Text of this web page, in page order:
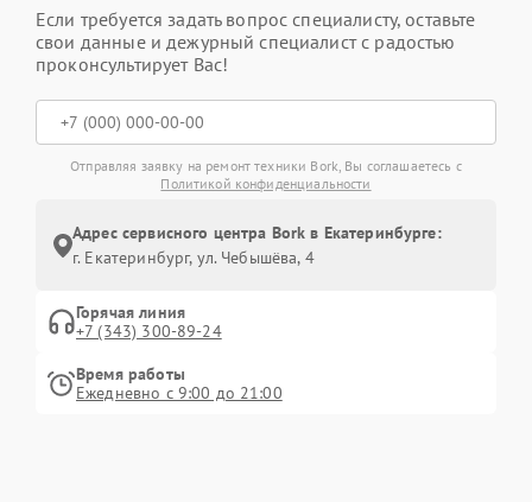
Если требуется задать вопрос специалисту, оставьте
свои данные и дежурный специалист с радостью
проконсультирует Вас!
Отправляя заявку на ремонт техники Bork, Вы соглашаетесь с
Политикой конфиденциальности
Адрес сервисного центра Bork в Екатеринбурге:
г. Екатеринбург, ул. Чебышёва, 4
Горячая линия
+7 (343) 300-89-24
Время работы
Ежедневно с 9:00 до 21:00